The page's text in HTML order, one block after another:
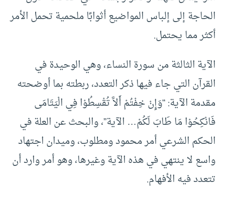
الحاجة إلى إلباس المواضيع أثوابًا ملحمية تحمل الأمر
أكثر مما يحتمل.
الآية الثالثة من سورة النساء، وهي الوحيدة في
القرآن التي جاء فيها ذكر التعدد، ربطته بما أوضحته
مقدمة الآية: “وَإِنْ خِفْتُمْ أَلاَّ تُقْسِطُوْا فِي الْيَتَامَى
فَانْكِحُوْا مَا طَابَ لَكُمْ… الآية”، والبحث عن العلة في
الحكم الشرعي أمر محمود ومطلوب، وميدان اجتهاد
واسع لا ينتهي في هذه الآية وغيرها، وهو أمر وارد أن
تتعدد فيه الأفهام.